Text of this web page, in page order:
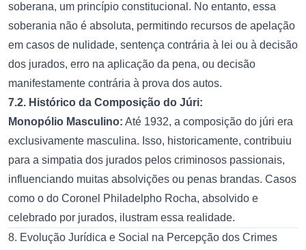
soberana, um princípio constitucional. No entanto, essa
soberania não é absoluta, permitindo recursos de apelação
em casos de nulidade, sentença contrária à lei ou à decisão
dos jurados, erro na aplicação da pena, ou decisão
manifestamente contrária à prova dos autos.
7.2. Histórico da Composição do Júri:
Monopólio Masculino: Até 1932, a composição do júri era
exclusivamente masculina. Isso, historicamente, contribuiu
para a simpatia dos jurados pelos criminosos passionais,
influenciando muitas absolvições ou penas brandas. Casos
como o do Coronel Philadelpho Rocha, absolvido e
celebrado por jurados, ilustram essa realidade.
8. Evolução Jurídica e Social na Percepção dos Crimes